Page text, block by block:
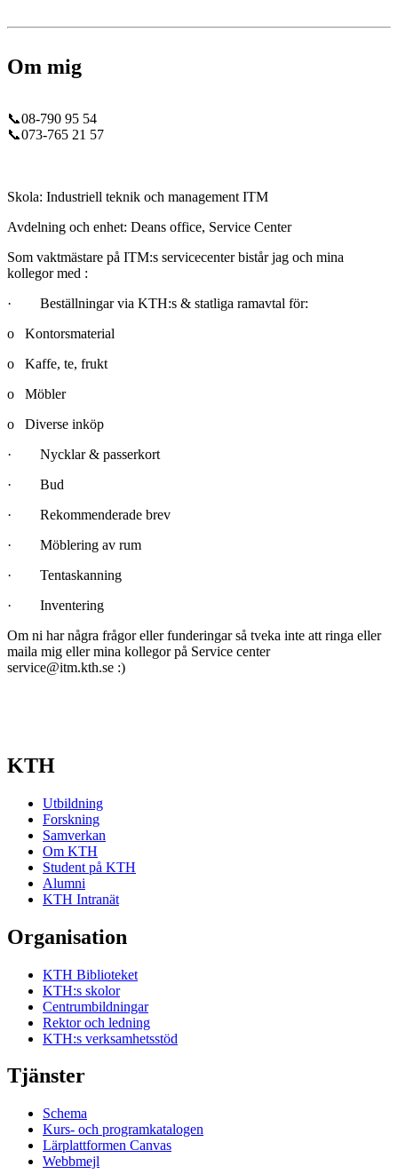
Om mig
📞08-790 95 54
📞073-765 21 57
Skola: Industriell teknik och management ITM
Avdelning och enhet: Deans office, Service Center
Som vaktmästare på ITM:s servicecenter bistår jag och mina
kollegor med :
· Beställningar via KTH:s & statliga ramavtal för:
o Kontorsmaterial
o Kaffe, te, frukt
o Möbler
o Diverse inköp
· Nycklar & passerkort
· Bud
· Rekommenderade brev
· Möblering av rum
· Tentaskanning
· Inventering
Om ni har några frågor eller funderingar så tveka inte att ringa eller
maila mig eller mina kollegor på Service center
service@itm.kth.se :)
KTH
Utbildning
Forskning
Samverkan
Om KTH
Student på KTH
Alumni
KTH Intranät
Organisation
KTH Biblioteket
KTH:s skolor
Centrumbildningar
Rektor och ledning
KTH:s verksamhetsstöd
Tjänster
Schema
Kurs- och programkatalogen
Lärplattformen Canvas
Webbmejl